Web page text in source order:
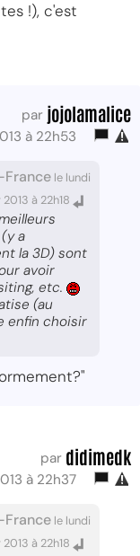
!), c'est
par jojolamalice
à 22h53
France le lundi
2013 à 22h18
a
la 3D) sont
avoir
etc.
(au
enfin choisir
par didimedk
à 22h37
France le lundi
2013 à 22h18